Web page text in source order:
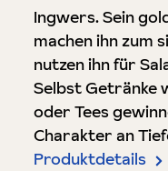
Ingwers. Sein
machen ihn zum
nutzen ihn für
Selbst Getränke
oder Tees
Charakter an
Produktdetails